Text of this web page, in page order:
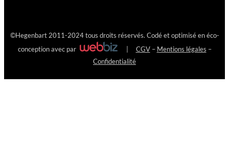
©Hegenbart2011-2024 tous droits réservés. Codé et optimisé en éco-
conception avec par CGV– Mentions légales –
Confidentialité